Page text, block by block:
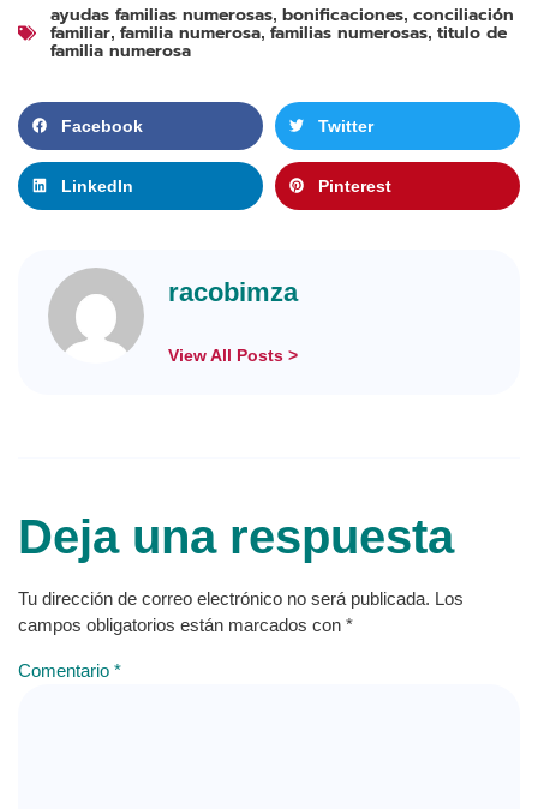
ayudas familias numerosas, bonificaciones, conciliación
familiar, familia numerosa, familias numerosas, titulo de
familia numerosa
Facebook Twitter
LinkedIn Pinterest
racobimza
View All Posts >
Deja una respuesta
Tu dirección de correo electrónico no será publicada. Los
campos obligatorios están marcados con *
Comentario *